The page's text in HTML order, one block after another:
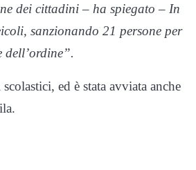
dei cittadini – ha spiegato – In
sanzionando 21 persone per
dell’ordine”.
ed è stata avviata anche